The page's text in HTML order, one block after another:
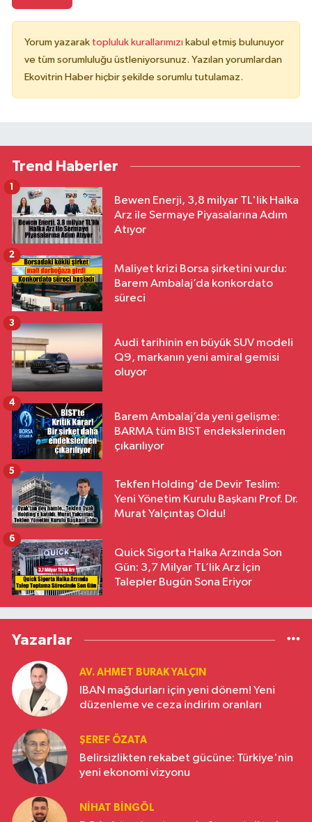
Yorum yazarak topluluk kurallarımızı kabul etmiş bulunuyor
ve tüm sorumluluğu üstleniyorsunuz. Yazılan yorumlardan
Ekovitrin Haber hiçbir şekilde sorumlu tutulamaz.
Trend Haberler
Bewen Enerji, 3,8 milyar TL'lik Halka
Arz ile Sermaye Piyasalarına Adım
Atıyor
1
Maliyet krizi Borsa şirketini vurdu:
Barem Ambalaj’da konkordato
süreci
2
Audi tarihinin en büyük SUV modeli
Q9, markanın yeni amiral gemisi
oluyor
3
Barem Ambalaj’da yeni gelişme:
BARMA tüm BIST endekslerinden
çıkarılıyor
4
Tekfen Holding'de Devir Teslim:
Yeni Yönetim Kurulu Başkanı Prof. Dr.
Murat Yalçıntaş Oldu!
5
Quick Sigorta Halka Arzında Son
Gün: 3,7 Milyar TL’lik Arz İçin
Talepler Bugün Sona Eriyor
6
Yazarlar
AV. AHMET BURAK YALÇIN
IBAN mağdurları için yeni dönem! Yeni
düzenleme ve ceza indirim oranları
ŞEREF ÖZATA
Belirsizlikten rekabet gücüne: Türkiye'nin
yeni ekonomi vizyonu
NIHAT BINGÖL